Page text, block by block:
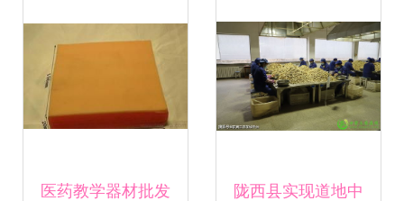
医药教学器材批发 陇西县实现道地中